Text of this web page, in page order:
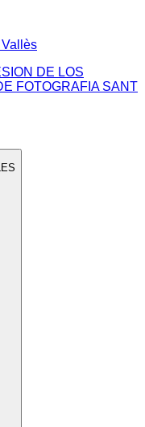
DE LOS
FOTOGRAFIA SANT